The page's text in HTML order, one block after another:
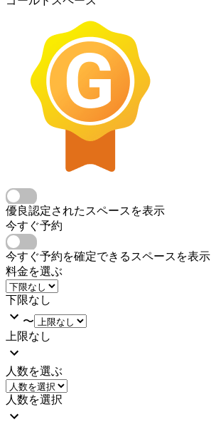
優良認定されたスペースを表示
今すぐ予約
今すぐ予約を確定できるスペースを表示
料金を選ぶ
下限なし
〜
上限なし
人数を選ぶ
人数を選択